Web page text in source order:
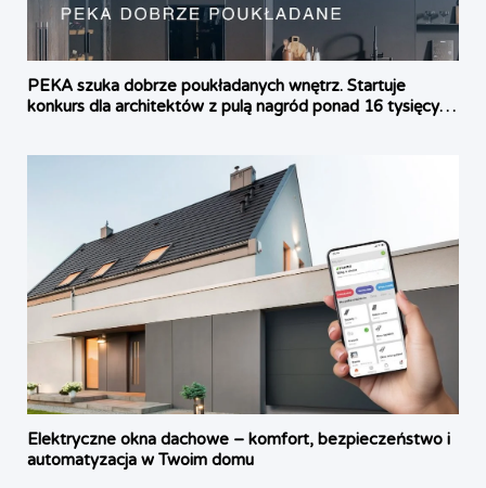
PEKA szuka dobrze poukładanych wnętrz. Startuje
konkurs dla architektów z pulą nagród ponad 16 tysięcy
Elektryczne okna dachowe – komfort, bezpieczeństwo i
automatyzacja w Twoim domu